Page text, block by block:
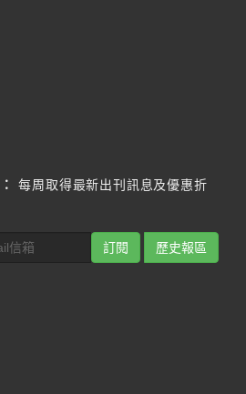
每周取得最新出刊訊息及優惠折
訂閱 歷史報區